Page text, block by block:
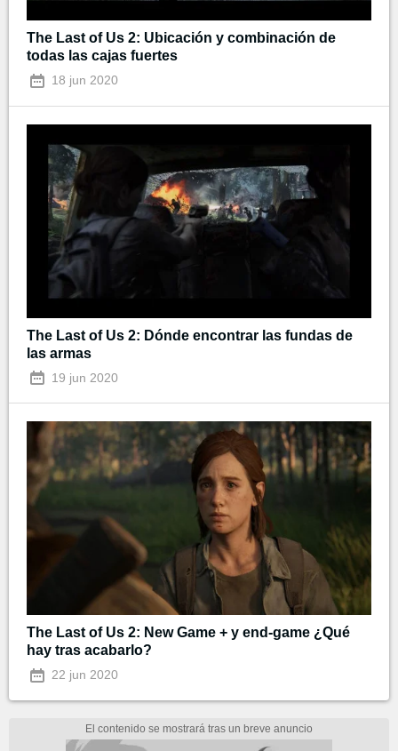
The Last of Us 2: Ubicación y combinación de
todas las cajas fuertes
18 jun 2020
The Last of Us 2: Dónde encontrar las fundas de
las armas
19 jun 2020
The Last of Us 2: New Game + y end-game ¿Qué
hay tras acabarlo?
22 jun 2020